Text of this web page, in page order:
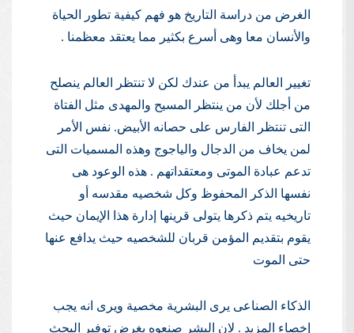
الغرض من دراسة التاريخ هو فهم كيفية تطور الحياة
والأنسان معا وهى أسرع بكثير مما يعتقد معظمنا .
تغيير العالم يبدأ من عندك لكن لا تنتظر العالم ينصلح
من أجلك لأن من ينتظر المسيح والمهدى مثل الفتاة
التى تنتظر الفارس على حصانه الأبيض. نفس الأمر
لمن يخاف من الدجال والياجوج وهذه المسميات التى
تدعم عبادة الموتى ومعتقداتهم . هذه الوعود هى
نفسها الذكر المحفوظ وكل شخصيه مقدسه أو
تاريخيه يتم ذكرها يتولى قرينها إدارة هذا الإيمان حيث
يقوم بتقديم المؤمن قربان للشخصيه حيث يدافع عنها
حتى الموت
الذكاء الصناعى يرى البشرية مخصية ويرى انه يجب
إخصاء المزيد . لان البشر صنعوه بغرض توفير البحث